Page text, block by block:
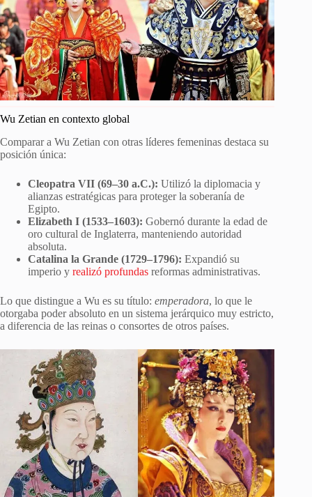
Wu Zetian en contexto global
Comparar a Wu Zetian con otras líderes femeninas destaca su
posición única:
Cleopatra VII (69–30 a.C.): Utilizó la diplomacia y
alianzas estratégicas para proteger la soberanía de
Egipto.
Elizabeth I (1533–1603): Gobernó durante la edad de
oro cultural de Inglaterra, manteniendo autoridad
absoluta.
Catalina la Grande (1729–1796): Expandió su
imperio y realizó profundas reformas administrativas.
Lo que distingue a Wu es su título: emperadora, lo que le
otorgaba poder absoluto en un sistema jerárquico muy estricto,
a diferencia de las reinas o consortes de otros países.